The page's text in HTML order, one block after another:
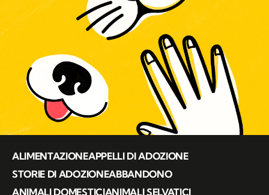
ALIMENTAZIONEAPPELLI DI ADOZIONE
STORIE DI ADOZIONEABBANDONO
ANIMALI DOMESTICIANIMALI SELVATICI